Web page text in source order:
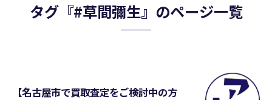
タグ『#草間彌生』のページ一覧
【名古屋市で買取査定をご検討中の方